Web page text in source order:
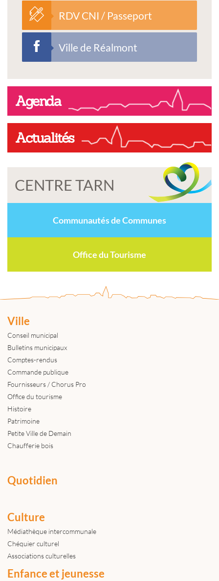
RDV CNI / Passeport
Ville de Réalmont
Agenda
Actualités
CENTRE TARN
Communautés de Communes
Office du Tourisme
Ville
Conseil municipal
Bulletins municipaux
Comptes-rendus
Commande publique
Fournisseurs / Chorus Pro
Office du tourisme
Histoire
Patrimoine
Petite Ville de Demain
Chaufferie bois
Quotidien
Culture
Médiathèque intercommunale
Chéquier culturel
Associations culturelles
Enfance et jeunesse